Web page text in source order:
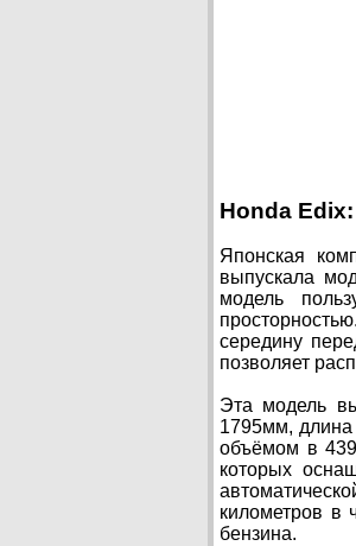
Honda Edix:
Японская
выпускала
модель
середину
позволяет
Эта модель
1795мм, длина
объёмом в
которых
километров в
бензина.